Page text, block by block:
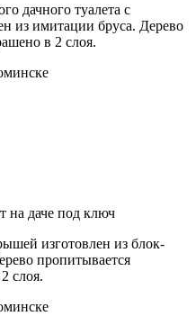
дачного туалета с
из имитации бруса. Дерево
в 2 слоя.
изготовлен из блок-
пропитывается
слоя.